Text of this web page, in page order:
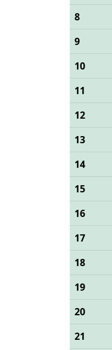
8
9
10
11
12
13
14
15
16
17
18
19
20
21